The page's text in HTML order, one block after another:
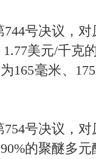
号决议，对
美元/千克
165毫米、
号决议，
的聚醚多